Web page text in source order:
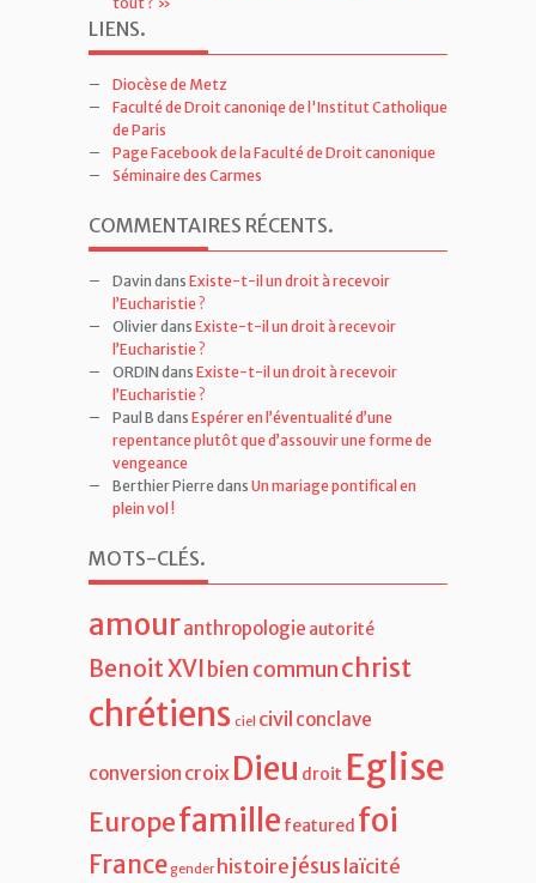
Un nouveau livre : « Prêtres, envers et malgré
tout ? »
LIENS.
Diocèse de Metz
Faculté de Droit canoniqe de l'Institut Catholique
de Paris
Page Facebook de la Faculté de Droit canonique
COMMENTAIRES RÉCENTS.
DavindansExiste-t-il un droit à recevoir
l’Eucharistie ?
OlivierdansExiste-t-il un droit à recevoir
l’Eucharistie ?
ORDINdans Existe-t-il un droit à recevoir
l’Eucharistie ?
Paul BdansEspérer en l’éventualité d’une
repentance plutôt que d’assouvir une forme de
vengeance
Berthier Pierre
MOTS-CLÉS.
amouranthropologie autorité
Benoit XVI
civil conclave
croix Dieu Eglise
Europe famille featured foi